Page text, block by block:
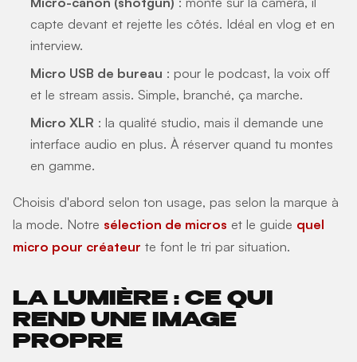
capte devant et rejette les côtés. Idéal en vlog et en
interview.
Micro USB de bureau : pour le podcast, la voix off
et le stream assis. Simple, branché, ça marche.
Micro XLR : la qualité studio, mais il demande une
interface audio en plus. À réserver quand tu montes
en gamme.
Choisis d'abord selon ton usage, pas selon la marque à
la mode. Notre sélection de micros et le guide quel
micro pour créateur te font le tri par situation.
LA LUMIÈRE : CE QUI
REND UNE IMAGE
PROPRE